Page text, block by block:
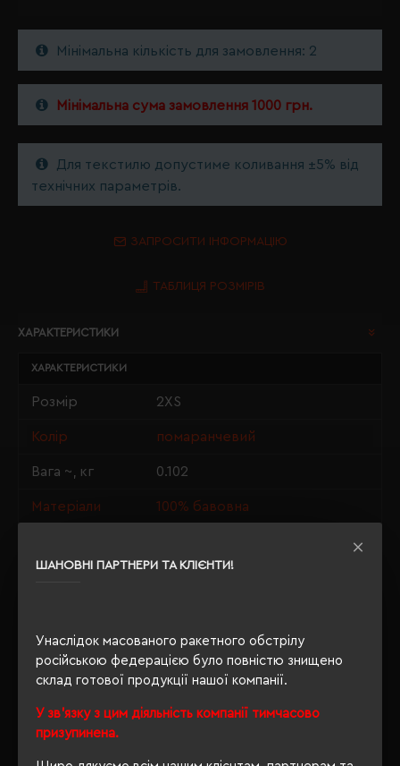
ШАНОВНІ ПАРТНЕРИ ТА КЛІЄНТИ!
Унаслідок масованого ракетного обстрілу
російською федерацією було повністю знищено
склад готової продукції нашої компанії.
У зв'язку з цим діяльність компанії тимчасово
призупинена.
Мінімальна кількість для замовлення: 2
Мінімальна сума замовлення 1000 грн.
Для текстилю допустиме коливання ±5% від
технічних параметрів.
ЗАПРОСИТИ ІНФОРМАЦІЮ
ТАБЛИЦЯ РОЗМІРІВ
ХАРАКТЕРИСТИКИ
ХАРАКТЕРИСТИКИ
Розмір 2XS
Колір помаранчевий
Вага ~, кг 0.102
Матеріали 100% бавовна
Крій приталений
упаковки
Ні